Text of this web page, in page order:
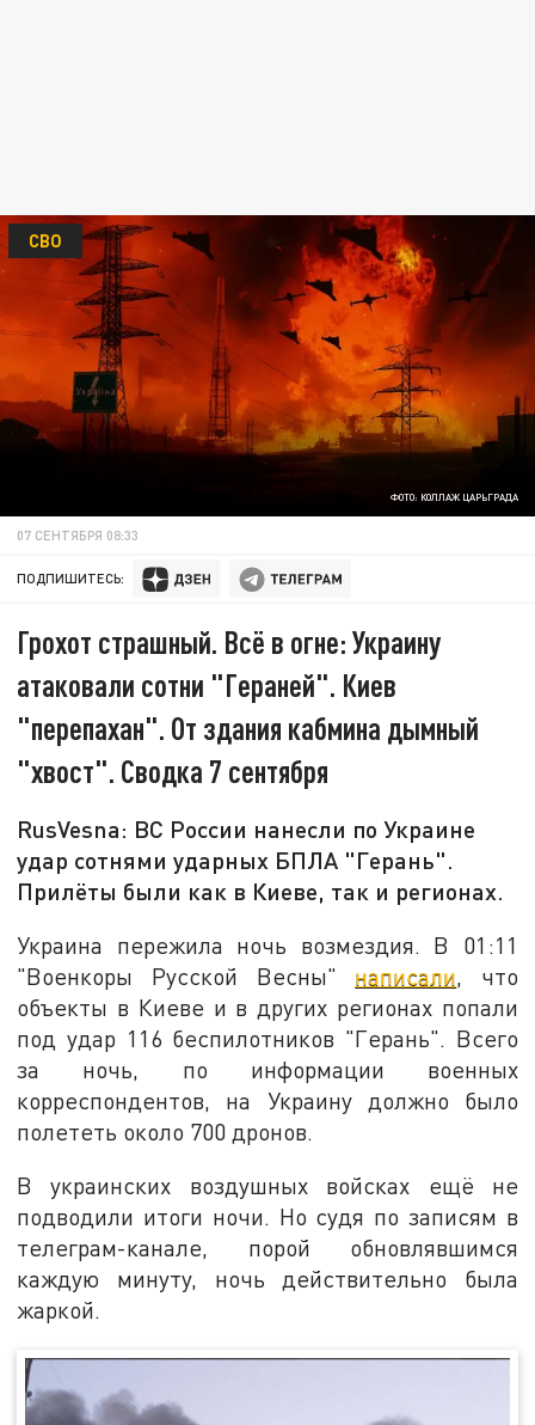
ФОТО: КОЛЛАЖ ЦАРЬГРАДА
СВО
07 СЕНТЯБРЯ 08:33
ПОДПИШИТЕСЬ:
Грохот страшный. Всё в огне: Украину
атаковали сотни "Гераней". Киев
"перепахан". От здания кабмина дымный
"хвост". Сводка 7 сентября
RusVesna: ВС России нанесли по Украине
удар сотнями ударных БПЛА "Герань".
Прилёты были как в Киеве, так и регионах.
Украина пережила ночь возмездия. В 01:11
"Военкоры Русской Весны" написали, что
объекты в Киеве и в других регионах попали
под удар 116 беспилотников "Герань". Всего
за ночь, по информации военных
корреспондентов, на Украину должно было
полететь около 700 дронов.
В украинских воздушных войсках ещё не
подводили итоги ночи. Но судя по записям в
телеграм-канале, порой обновлявшимся
каждую минуту, ночь действительно была
жаркой.